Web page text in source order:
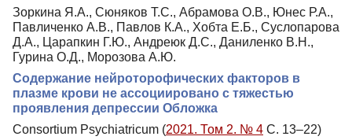
Зоркина Я.А., Сюняков Т.С., Абрамова О.В., Юнес Р.А.,
Павличенко А.В., Павлов К.А., Хобта Е.Б., Суслопарова
Д.А., Царапкин Г.Ю., Андреюк Д.С., Даниленко В.Н.,
Гурина О.Д., Морозова А.Ю.
Содержание нейроторофических факторов в
плазме крови не ассоциировано с тяжестью
проявления депрессии Обложка
Consortium Psychiatricum (2021. Том 2. № 4 С. 13–22)